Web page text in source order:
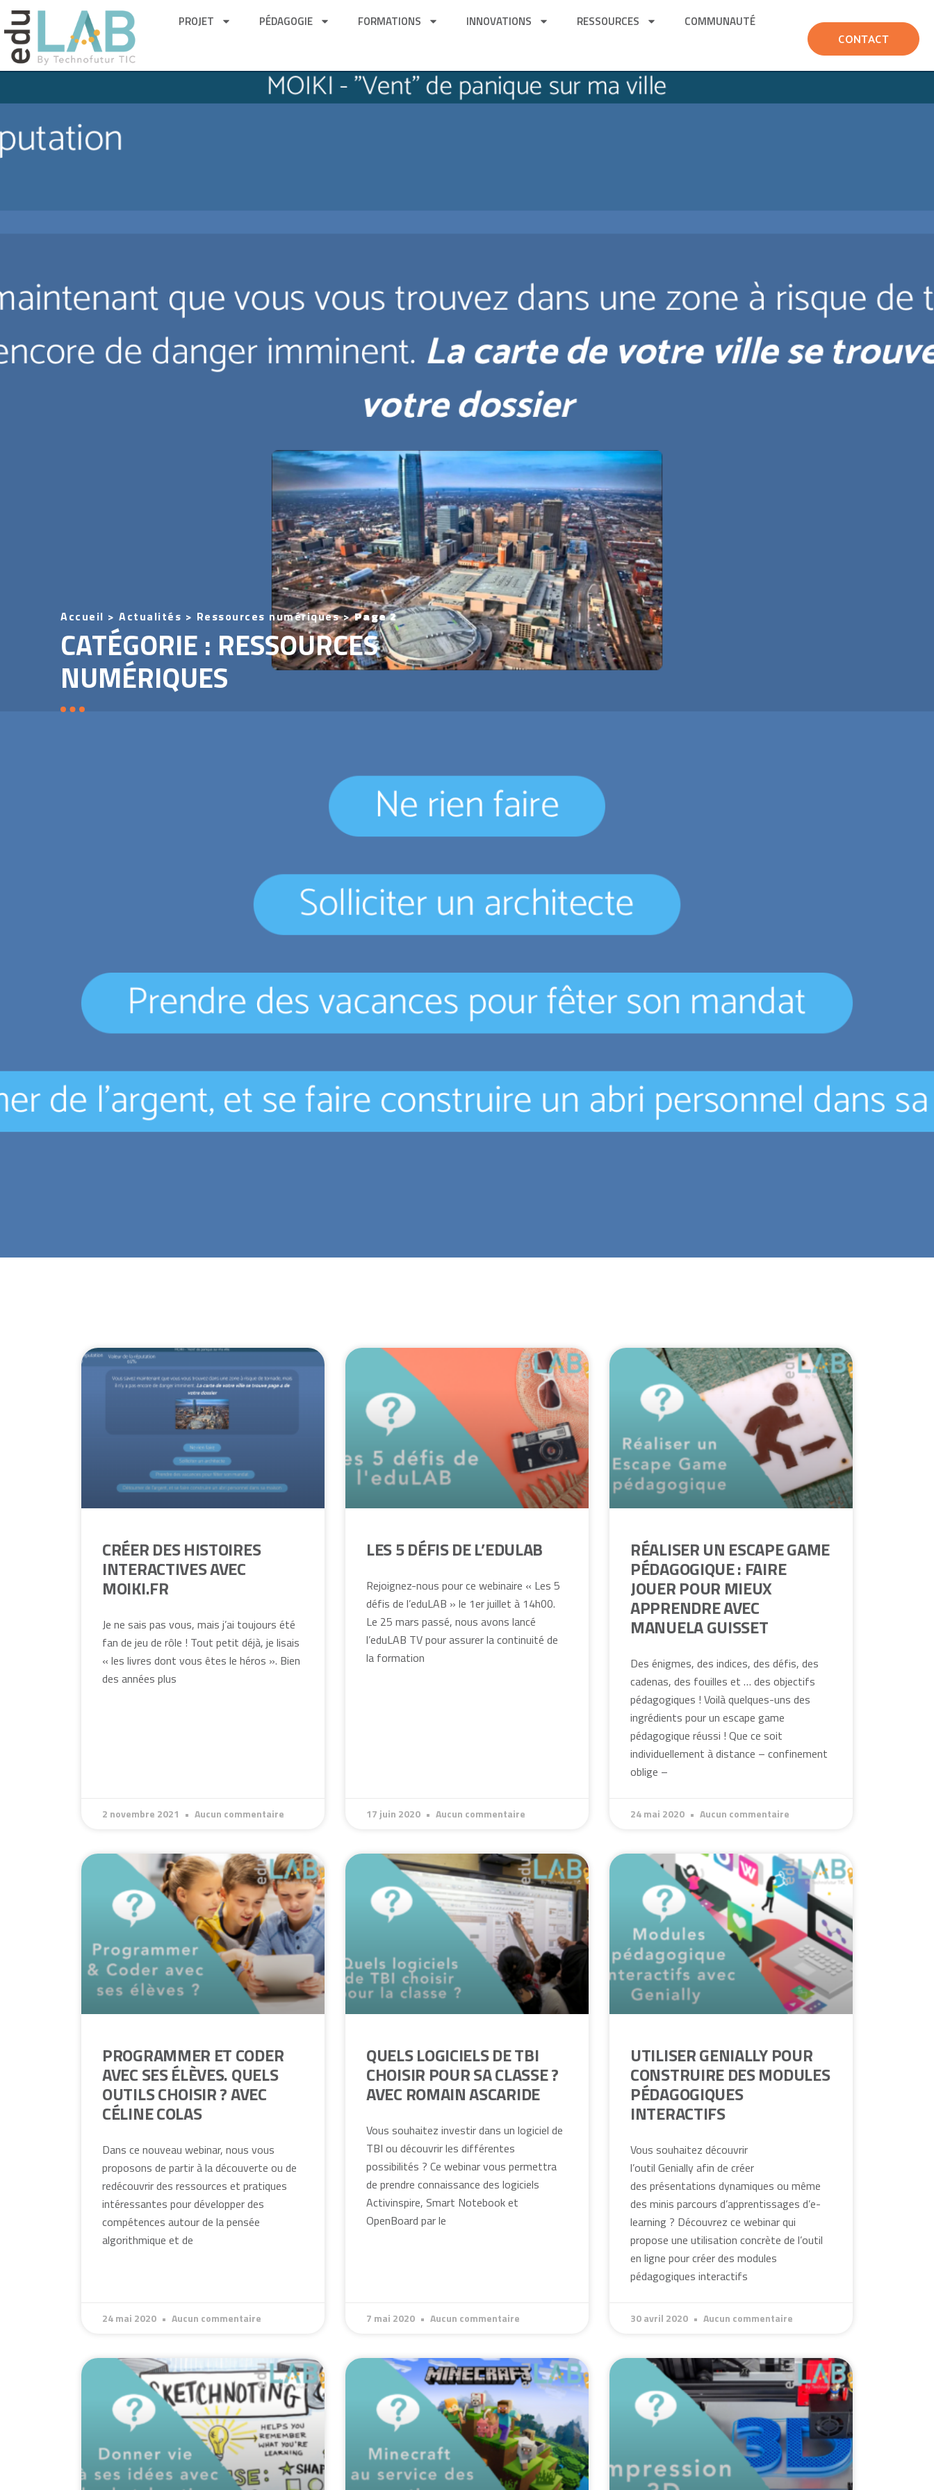
PROJET PÉDAGOGIE FORMATIONS INNOVATIONS RESSOURCES COMMUNAUTÉ
CONTACT
Accueil > Actualités > Ressources numériques>Page 2
CATÉGORIE : RESSOURCES
NUMÉRIQUES
CRÉER DES HISTOIRES
INTERACTIVES AVEC
MOIKI.FR
Je ne sais pas vous, mais j’ai toujours été
fan de jeu de rôle ! Tout petit déjà, je lisais
« les livres dont vous êtes le héros ». Bien
des années plus
2 novembre 2021 Aucun commentaire
LES 5 DÉFIS DE L’EDULAB
Rejoignez-nous pour ce webinaire « Les 5
défis de l’eduLAB » le 1er juillet à 14h00.
Le 25 mars passé, nous avons lancé
l’eduLAB TV pour assurer la continuité de
la formation
17 juin 2020 Aucun commentaire
RÉALISER UN ESCAPE GAME
PÉDAGOGIQUE : FAIRE
JOUER POUR MIEUX
APPRENDRE AVEC
MANUELA GUISSET
Des énigmes, des indices, des défis, des
cadenas, des fouilles et … des objectifs
pédagogiques ! Voilà quelques-uns des
ingrédients pour un escape game
pédagogique réussi ! Que ce soit
individuellement à distance – confinement
oblige –
24 mai 2020 Aucun commentaire
PROGRAMMER ET CODER
AVEC SES ÉLÈVES. QUELS
OUTILS CHOISIR ? AVEC
CÉLINE COLAS
Dans ce nouveau webinar, nous vous
proposons de partir à la découverte ou de
redécouvrir des ressources et pratiques
intéressantes pour développer des
compétences autour de la pensée
algorithmique et de
24 mai 2020 Aucun commentaire
QUELS LOGICIELS DE TBI
CHOISIR POUR SA CLASSE ?
AVEC ROMAIN ASCARIDE
Vous souhaitez investir dans un logiciel de
TBI ou découvrir les différentes
possibilités ? Ce webinar vous permettra
de prendre connaissance des logiciels
Activinspire, Smart Notebook et
OpenBoard par le
7 mai 2020 Aucun commentaire
UTILISER GENIALLY POUR
CONSTRUIRE DES MODULES
PÉDAGOGIQUES
INTERACTIFS
Vous souhaitez découvrir
l’outil Genially afin de créer
des présentations dynamiques ou même
des minis parcours d’apprentissages d’e-
learning ? Découvrez ce webinar qui
propose une utilisation concrète de l’outil
en ligne pour créer des modules
pédagogiques interactifs
30 avril 2020 Aucun commentaire